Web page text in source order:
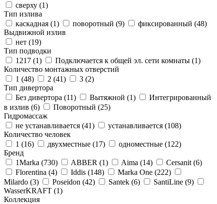
сверху (1)
Тип излива
каскадная (1) поворотный (9) фиксированный (48)
Выдвижной излив
нет (19)
Тип подводки
1217 (1) Подключается к общей эл. сети комнаты (1)
Количество монтажных отверстий
1 (48) 2 (41) 3 (2)
Тип дивертора
Без дивертора (11) Вытяжной (1)
Интегрированный
в излив (6) Поворотный (25)
Гидромассаж
не устанавливается (41) устанавливается (108)
Количество человек
1 (16) двухместные (17) одноместные (122)
Бренд
1Marka (730) ABBER (1) Aima (14) Cersanit (6)
Florentina (4) Iddis (148) Marka One (222)
Milardo (3) Poseidon (42) Santek (6) SantiLine (9)
WasserKRAFT (1)
Коллекция